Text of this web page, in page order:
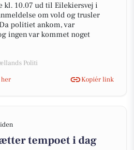
kl. 10.07 ud til Eilekiersvej i
om vold og trusler
politiet ankom, var
ingen var kommet noget
Politi
Kopiér link
tempoet i dag